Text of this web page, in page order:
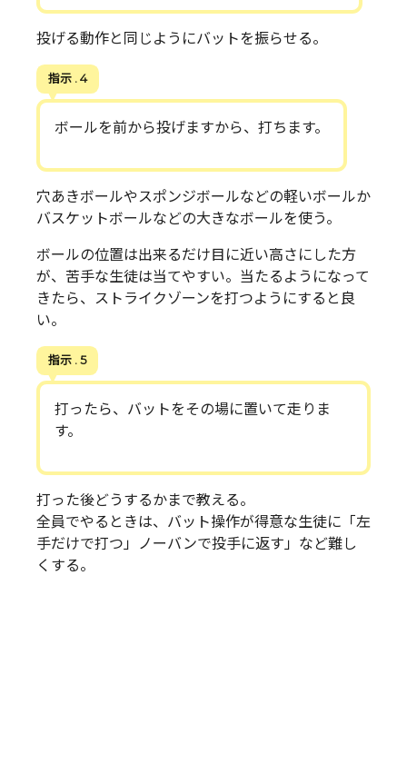
投げる動作と同じようにバットを振らせる。
指示 . 4
ボールを前から投げますから、打ちます。
穴あきボールやスポンジボールなどの軽いボールか
バスケットボールなどの大きなボールを使う。
ボールの位置は出来るだけ目に近い高さにした方
が、苦手な生徒は当てやすい。当たるようになって
きたら、ストライクゾーンを打つようにすると良
い。
指示 . 5
打ったら、バットをその場に置いて走りま
す。
打った後どうするかまで教える。
全員でやるときは、バット操作が得意な生徒に「左
手だけで打つ」ノーバンで投手に返す」など難し
くする。